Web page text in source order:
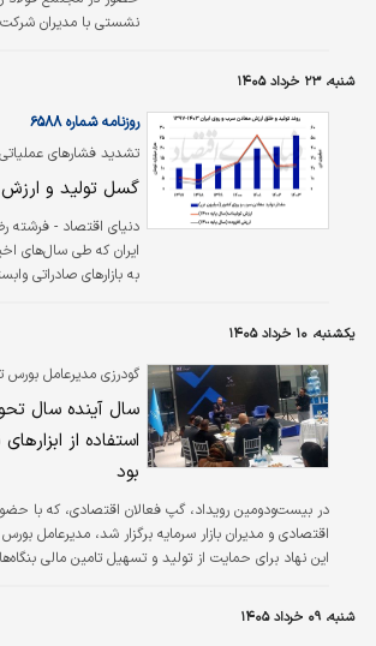
نشستی با مدیران
شنبه، ۲۳ خرداد ۱۴۰۵
تشدید فشارهای
معادن در بازارهای هدف
روزنامه شماره ۶۵۸۸
گسل تولید و
دنیای اقتصاد - فرشته
ایران که طی سال‌های
به بازارهای صادراتی
تولیدی کشور باید راهی
تشدید محدودیت‌های
حمل‌‌ونقل منطقه‌ای،
مشکلات ناشی از
رقم زده که بسیاری از
یکشنبه، ۱۰ خرداد ۱۴۰۵
گودرزی مدیرعامل
اقتصادی کشور
سال آینده سال
استفاده از
بود
در بیست‌ودومین رویداد، گپ فعالان اقتصادی، که با
اقتصادی و مدیران بازار سرمایه برگزار شد، مدیرعامل
این نهاد برای حمایت از تولید و تسهیل تامین مالی
شنبه، ۰۹ خرداد ۱۴۰۵